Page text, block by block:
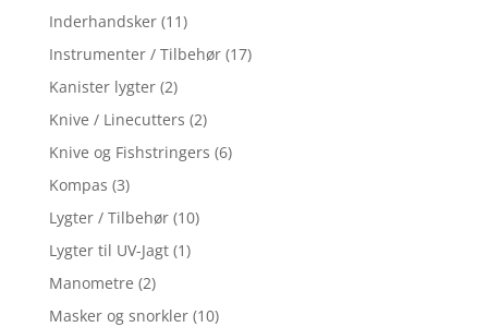
Inderhandsker (11)
Instrumenter / Tilbehør (17)
Kanister lygter (2)
Knive / Linecutters (2)
Knive og Fishstringers (6)
Kompas (3)
Lygter / Tilbehør (10)
Lygter til UV-Jagt (1)
Manometre (2)
Masker og snorkler (10)